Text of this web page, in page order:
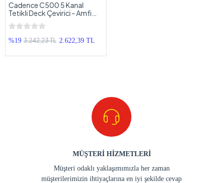
Cadence C500 5 Kanal
Tetikli Deck Çevirici - Amfi
Dönüştürücü
%19 3.242,23 TL 2.622,39 TL
MÜŞTERİ HİZMETLERİ
Müşteri odaklı yaklaşımımızla her zaman
müşterilerimizin ihtiyaçlarına en iyi şekilde cevap